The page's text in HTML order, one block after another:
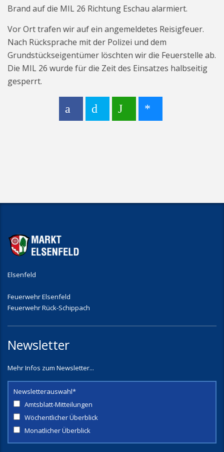
Brand auf die MIL 26 Richtung Eschau alarmiert.
Vor Ort trafen wir auf ein angemeldetes Reisigfeuer.
Nach Rücksprache mit der Polizei und dem
Grundstückseigentümer löschten wir die Feuerstelle ab.
Die MIL 26 wurde für die Zeit des Einsatzes halbseitig
gesperrt.
Elsenfeld
Feuerwehr Elsenfeld
Feuerwehr Rück-Schippach
Newsletter
Mehr Infos zum Newsletter...
Newsletterauswahl*
Amtsblatt-Mitteilungen
Wöchentlicher Überblick
Monatlicher Überblick